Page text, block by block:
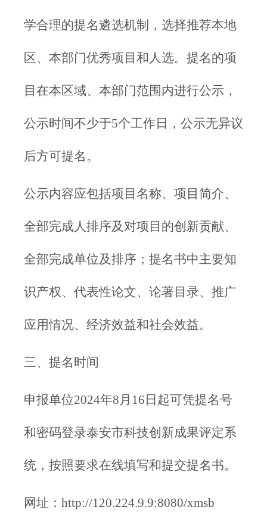
学合理的提名遴选机制，选择推荐本地
区、本部门优秀项目和人选。提名的项
目在本区域、本部门范围内进行公示，
公示时间不少于5个工作日，公示无异议
后方可提名。
公示内容应包括项目名称、项目简介、
全部完成人排序及对项目的创新贡献、
全部完成单位及排序；提名书中主要知
识产权、代表性论文、论著目录、推广
应用情况、经济效益和社会效益。
三、提名时间
申报单位2024年8月16日起可凭提名号
和密码登录泰安市科技创新成果评定系
统，按照要求在线填写和提交提名书。
网址：http://120.224.9.9:8080/xmsb